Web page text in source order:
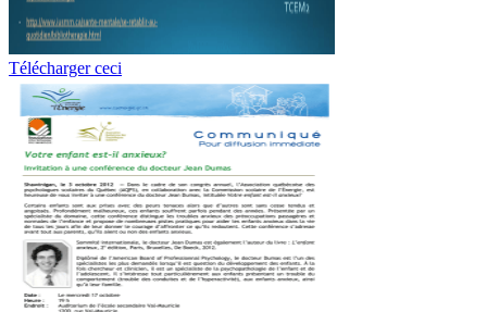
Télécharger ceci